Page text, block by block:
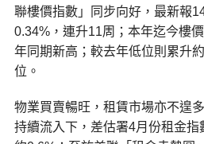
聯樓價指數」同步向好，最新報
0.34%，連升11周；本年迄今樓
年同期新高；較去年低位則累升
位。
物業買賣暢旺，租賃市場亦不遑
持續流入下，差估署4月份租金